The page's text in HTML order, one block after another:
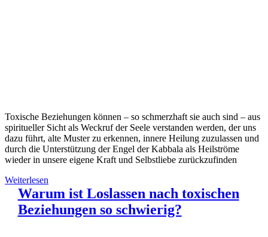
Toxische Beziehungen können – so schmerzhaft sie auch sind – aus
spiritueller Sicht als Weckruf der Seele verstanden werden, der uns
dazu führt, alte Muster zu erkennen, innere Heilung zuzulassen und
durch die Unterstützung der Engel der Kabbala als Heilströme
wieder in unsere eigene Kraft und Selbstliebe zurückzufinden
Weiterlesen
Warum ist Loslassen nach toxischen
Beziehungen so schwierig?